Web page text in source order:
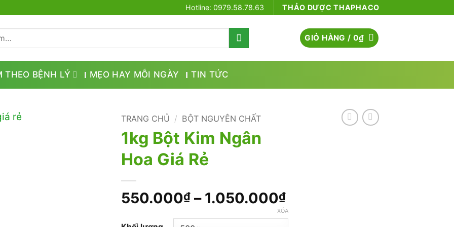
Hotline: 0979.58.78.63 THẢO DƯỢC THAPHACO
GIỎ HÀNG /0₫
THEO BỆNH LÝ MẸO HAY MỖI NGÀY TIN TỨC
TRANG CHỦ / BỘT NGUYÊN CHẤT
1kg Bột Kim Ngân
Hoa Giá Rẻ
550.000₫ – 1.050.000₫Khoảng
giá:
XÓA